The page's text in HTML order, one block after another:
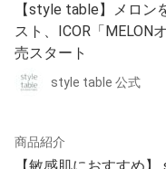
【style table】メロン
スト、ICOR「MELON
売スタート
style table 公式
商品紹介